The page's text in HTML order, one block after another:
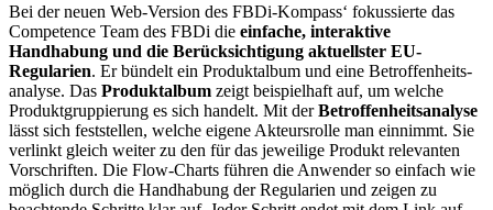
Bei der neuen Web-Version des FBDi-Kompass‘ fokussierte das
Competence Team des FBDi die einfache, interaktive
Handhabung und die Berücksichtigung aktuellster EU-
Regularien. Er bündelt ein Produktalbum und eine Betroffenheits­
analyse. Das Produktalbum zeigt beispielhaft auf, um welche
Produktgruppierung es sich handelt. Mit derBetroffenheitsanalyse
lässt sich feststellen, welche eigene Akteursrolle man einnimmt. Sie
verlinkt gleich weiter zu den für das jeweilige Produkt relevanten
Vorschriften. Die Flow-Charts führen die Anwender so einfach wie
möglich durch die Handhabung der Regularien und zeigen zu